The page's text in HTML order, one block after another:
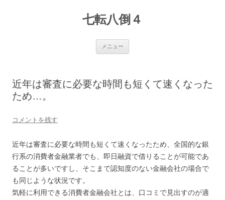
七転八倒４
メニュー
へ
ス
近年は審査に必要な時間も短くて速くなった
ため…。
コメントを残す
近年は審査に必要な時間も短くて速くなったため、全国的な銀
行系の消費者金融業者でも、即日融資で借りることが可能であ
ることが多いですし、そこまで認知度のない金融会社の場合で
も同じような状況です。
気軽に利用できる消費者金融会社とは、口コミで見出すのが適